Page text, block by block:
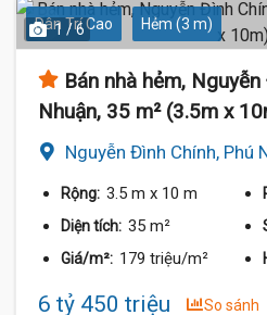
Dân Trí Cao Hẻm (3 m)
1 / 6
Bán nhà hẻm,
Nhuận, 35 m² (3.5m x
Nguyễn Đình Chính, Phú
Rộng: 3.5 m x 10 m
Diện tích: 35 m²
Giá/m²: 179 triệu/m²
6 tỷ 450 triệu So sánh